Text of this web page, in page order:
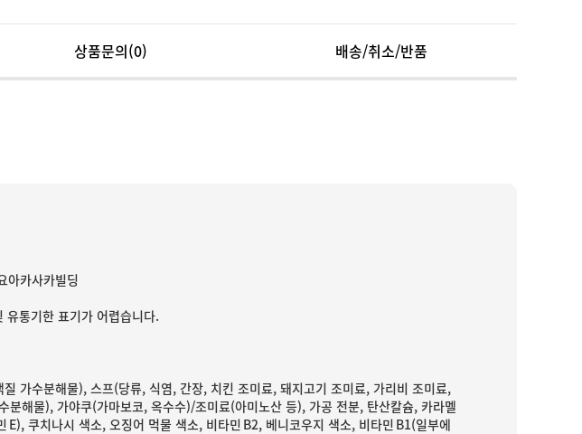
상품문의(0) 배송/취소/반품
아카사카빌딩
통기한 표기가 어렵습니다.
가수분해물), 스프(당류, 식염, 간장, 치킨 조미료, 돼지고기 조미료, 가리비 조미료,
분해물), 가야쿠(가마보코, 옥수수)/조미료(아미노산 등), 가공 전분, 탄산칼슘, 카라멜
쿠치나시 색소, 오징어 먹물 색소, 비타민 B2, 베니코우지 색소, 비타민 B1(일부에